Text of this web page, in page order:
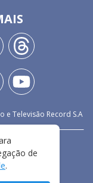
e Televisão Record S.A
de
.